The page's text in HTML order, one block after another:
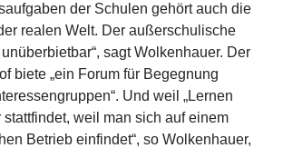
der Schulen gehört auch die
realen Welt. Der außerschulische
sagt Wolkenhauer. Der
biete „ein Forum für Begegnung
Und weil „Lernen
stattfindet, weil man sich auf einem
Betrieb einfindet“, so Wolkenhauer,